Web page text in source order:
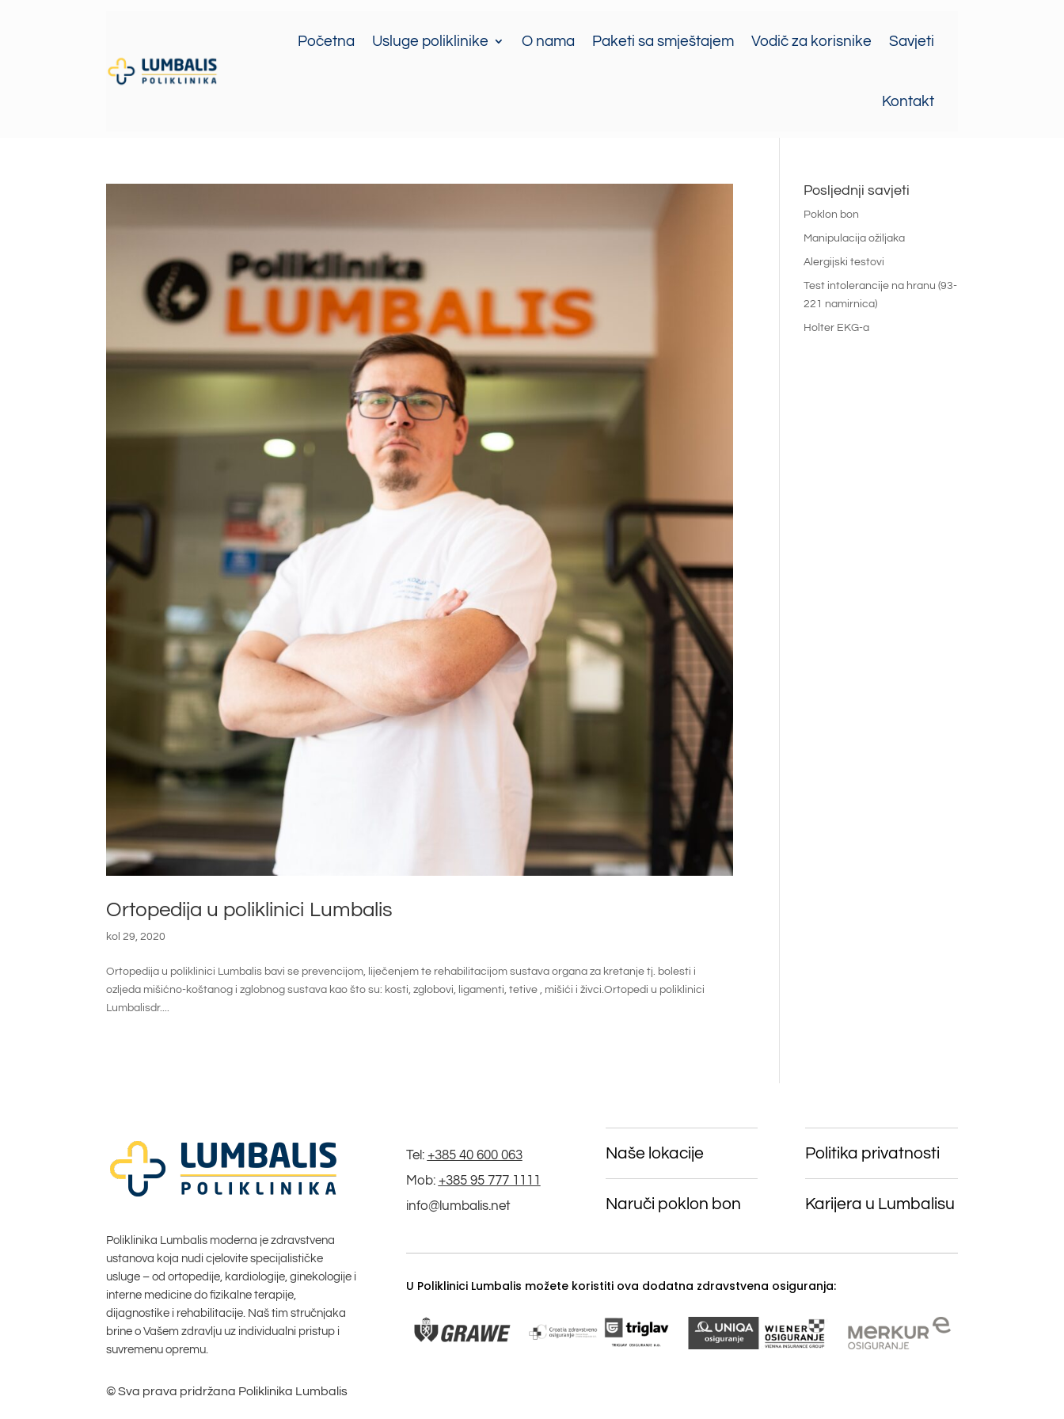
Početna Usluge poliklinike O nama Paketi sa smještajem Vodič za korisnike Savjeti
Kontakt
Ortopedija u poliklinici Lumbalis
kol 29, 2020
Ortopedija u poliklinici Lumbalis bavi se prevencijom, liječenjem te rehabilitacijom sustava organa za kretanje tj. bolesti i
ozljeda mišićno-koštanog i zglobnog sustava kao što su: kosti, zglobovi, ligamenti, tetive , mišići i živci.Ortopedi u poliklinici
Lumbalisdr....
Posljednji savjeti
Poklon bon
Manipulacija ožiljaka
Alergijski testovi
Test intolerancije na hranu (93-
221 namirnica)
Holter EKG-a
Poliklinika Lumbalis moderna je zdravstvena
ustanova koja nudi cjelovite specijalističke
usluge – od ortopedije, kardiologije, ginekologije i
interne medicine do fizikalne terapije,
dijagnostike i rehabilitacije. Naš tim stručnjaka
brine o Vašem zdravlju uz individualni pristup i
suvremenu opremu.
© Sva prava pridržana Poliklinika Lumbalis
Tel: +385 40 600 063
Mob: +385 95 777 1111
info@lumbalis.net
Naše lokacije
Naruči poklon bon
Politika privatnosti
Karijera u Lumbalisu
U Poliklinici Lumbalis možete koristiti ova dodatna zdravstvena osiguranja: